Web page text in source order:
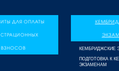
ДЛЯ ОПЛАТЫ
ВЗНОСОВ
КЕМБРИДЖСКИЕ
ПОДГОТОВКА К
ЭКЗАМЕНАМ